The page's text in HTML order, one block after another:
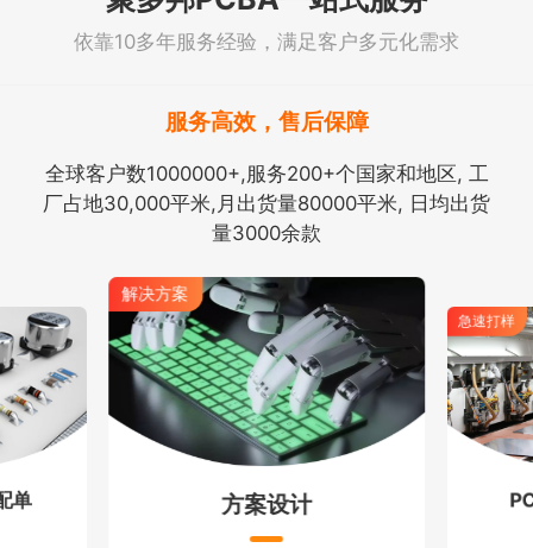
依靠10多年服务经验，满足客户多元化需求
服务高效，售后保障
全球客户数1000000+,服务200+个国家和地区, 工
厂占地30,000平米,月出货量80000平米, 日均出货
量3000余款
单
解决方案
方案设计
急速打样